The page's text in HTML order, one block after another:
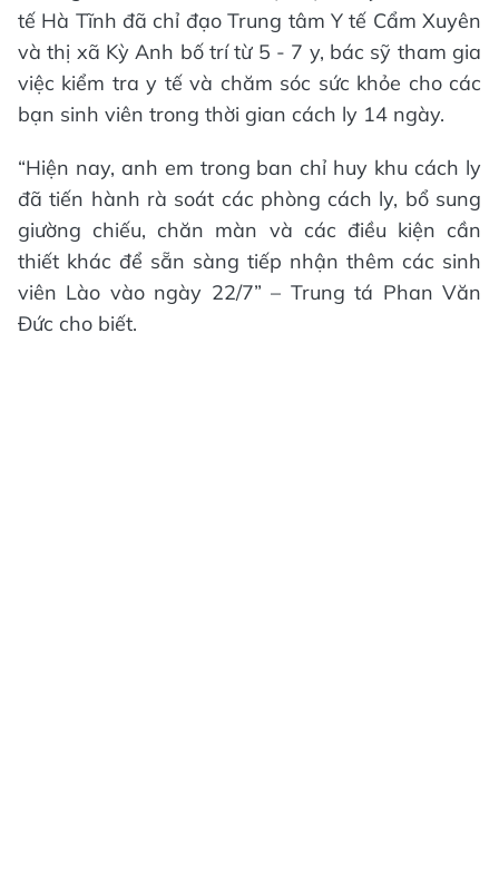
tế Hà Tĩnh đã chỉ đạo Trung tâm Y tế Cẩm Xuyên
và thị xã Kỳ Anh bố trí từ 5 - 7 y, bác sỹ tham gia
việc kiểm tra y tế và chăm sóc sức khỏe cho các
bạn sinh viên trong thời gian cách ly 14 ngày.
“Hiện nay, anh em trong ban chỉ huy khu cách ly
đã tiến hành rà soát các phòng cách ly, bổ sung
giường chiếu, chăn màn và các điều kiện cần
thiết khác để sẵn sàng tiếp nhận thêm các sinh
viên Lào vào ngày 22/7” – Trung tá Phan Văn
Đức cho biết.